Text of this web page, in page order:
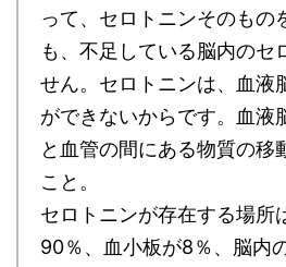
って、セロトニンそのもの
も、不足している脳内のセ
せん。セロトニンは、血液
ができないからです。血液
と血管の間にある物質の移
こと。
セロトニンが存在する場所
90％、血小板が8％、脳内